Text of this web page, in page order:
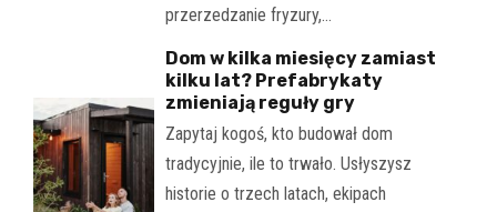
przerzedzanie fryzury,…
Dom w kilka miesięcy zamiast
kilku lat? Prefabrykaty
zmieniają reguły gry
Zapytaj kogoś, kto budował dom
tradycyjnie, ile to trwało. Usłyszysz
historie o trzech latach, ekipach